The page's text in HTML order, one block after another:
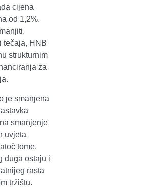
cijena
od 1,2%.
tečaja, HNB
strukturnim
za
je smanjena
smanjenje
uvjeta
tome,
duga ostaju i
rasta
tržištu.